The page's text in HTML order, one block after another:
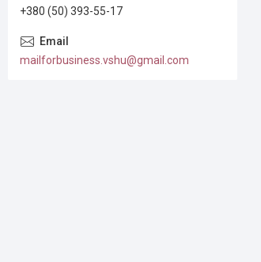
+380 (50) 393-55-17
mailforbusiness.vshu@gmail.com